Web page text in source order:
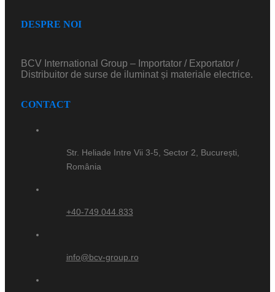
DESPRE NOI
BCV International Group – Importator / Exportator /
Distribuitor de surse de iluminat și materiale electrice.
CONTACT
Str. Heliade Intre Vii 3-5, Sector 2, București,
România
+40-749.044.833
info@bcv-group.ro